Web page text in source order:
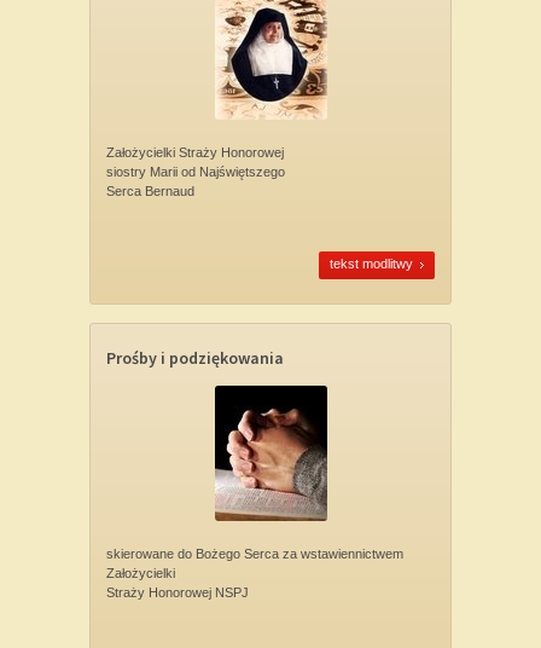
Założycielki Straży Honorowej
siostry Marii od Najświętszego
Serca Bernaud
tekst modlitwy
Prośby i podziękowania
skierowane do Bożego Serca za wstawiennictwem
Założycielki
Straży Honorowej NSPJ